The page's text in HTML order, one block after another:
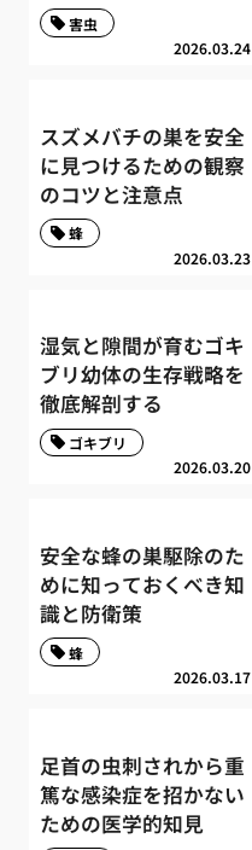
2026.03.24
害虫
スズメバチの巣を安全
に見つけるための観察
のコツと注意点
2026.03.23
蜂
湿気と隙間が育むゴキ
ブリ幼体の生存戦略を
徹底解剖する
2026.03.20
ゴキブリ
安全な蜂の巣駆除のた
めに知っておくべき知
識と防衛策
2026.03.17
蜂
足首の虫刺されから重
篤な感染症を招かない
ための医学的知見